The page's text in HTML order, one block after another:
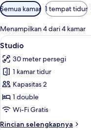
Filter
tersedia
untuk
kamar
Semua kamar 1 tempat tidur
Menampilkan 4 dari 4 kamar
Lihat
semua
foto
untuk
Studio
19
Studio
30 meter persegi
1 kamar tidur
Kapasitas 2
1 double
Wi-Fi Gratis
Rincian selengkapnya
Rincian